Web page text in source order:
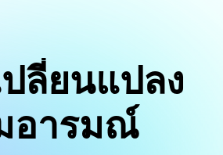
ลี่ยนแปลง
อารมณ์